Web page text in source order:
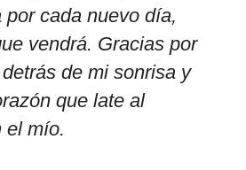
por cada nuevo día,
vendrá. Gracias por
de mi sonrisa y
que late al
el mío.